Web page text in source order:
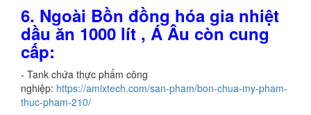
6. Ngoài Bồn đồng hóa gia nhiệt
dầu ăn 1000 lít , Á Âu còn cung
cấp:
- Tank chứa thực phẩm công
nghiệp: https://amixtech.com/san-pham/bon-chua-my-pham-
thuc-pham-210/